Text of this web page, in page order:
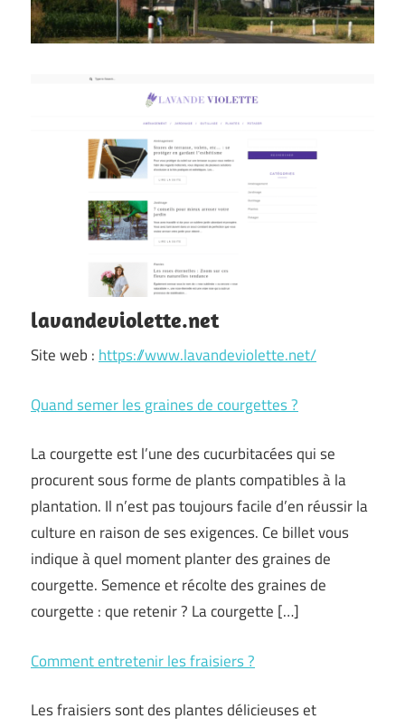
lavandeviolette.net
Site web :https://www.lavandeviolette.net/
Quand semer les graines de courgettes ?
La courgette est l’une des cucurbitacées qui se
procurent sous forme de plants compatibles à la
plantation. Il n’est pas toujours facile d’en réussir la
culture en raison de ses exigences. Ce billet vous
indique à quel moment planter des graines de
courgette. Semence et récolte des graines de
courgette : que retenir ? La courgette […]
Comment entretenir les fraisiers ?
Les fraisiers sont des plantes délicieuses et